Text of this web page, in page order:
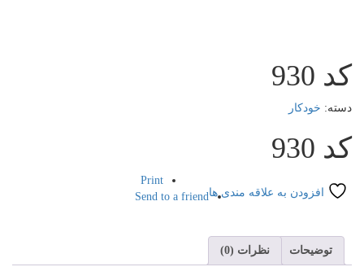
کد 930
دسته: خودکار
کد 930
افزودن به علاقه مندی ها
سنجش
Print
Send to a friend
توضیحات نظرات (0)